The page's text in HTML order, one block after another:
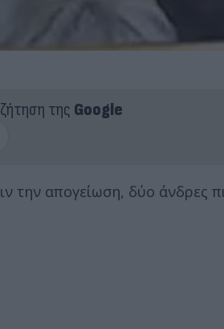
της Google
την απογείωση, δύο άνδρες